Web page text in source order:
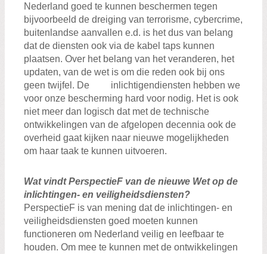
Nederland goed te kunnen beschermen tegen
bijvoorbeeld de dreiging van terrorisme, cybercrime,
buitenlandse aanvallen e.d. is het dus van belang
dat de diensten ook via de kabel taps kunnen
plaatsen. Over het belang van het veranderen, het
updaten, van de wet is om die reden ook bij ons
geen twijfel. De inlichtigendiensten hebben we
voor onze bescherming hard voor nodig. Het is ook
niet meer dan logisch dat met de technische
ontwikkelingen van de afgelopen decennia ook de
overheid gaat kijken naar nieuwe mogelijkheden
om haar taak te kunnen uitvoeren.
Wat vindt PerspectieF van de nieuwe Wet op de
inlichtingen- en veiligheidsdiensten?
PerspectieF is van mening dat de inlichtingen- en
veiligheidsdiensten goed moeten kunnen
functioneren om Nederland veilig en leefbaar te
houden. Om mee te kunnen met de ontwikkelingen